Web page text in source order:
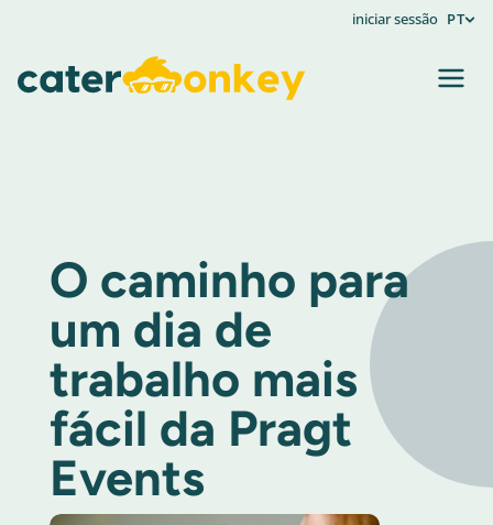
iniciar sessão PT
O caminho para
um dia de
trabalho mais
fácil da Pragt
Events